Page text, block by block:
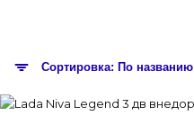
Сортировка: По названию